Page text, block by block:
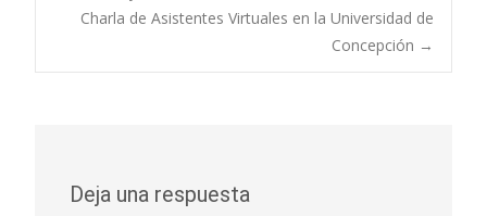
Charla de Asistentes Virtuales en la Universidad de
Concepción →
Deja una respuesta